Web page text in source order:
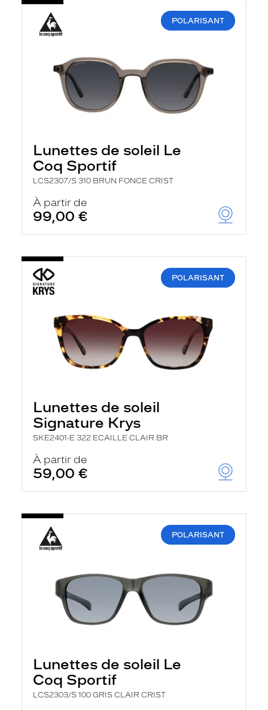
POLARISANT
Lunettes de soleil Le
Coq Sportif
LCS2307/S 310 BRUN FONCE CRIST
À partir de
99,00 €
POLARISANT
Lunettes de soleil
Signature Krys
SKE2401-E 322 ECAILLE CLAIR BR
À partir de
59,00 €
POLARISANT
Lunettes de soleil Le
Coq Sportif
LCS2303/S 100 GRIS CLAIR CRIST